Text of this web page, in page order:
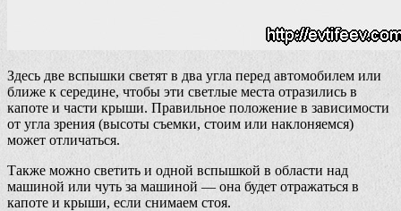
Здесь две вспышки светят в два угла перед автомобилем или
ближе к середине, чтобы эти светлые места отразились в
капоте и части крыши. Правильное положение в зависимости
от угла зрения (высоты съемки, стоим или наклоняемся)
может отличаться.
Также можно светить и одной вспышкой в области над
машиной или чуть за машиной — она будет отражаться в
капоте и крыши, если снимаем стоя.